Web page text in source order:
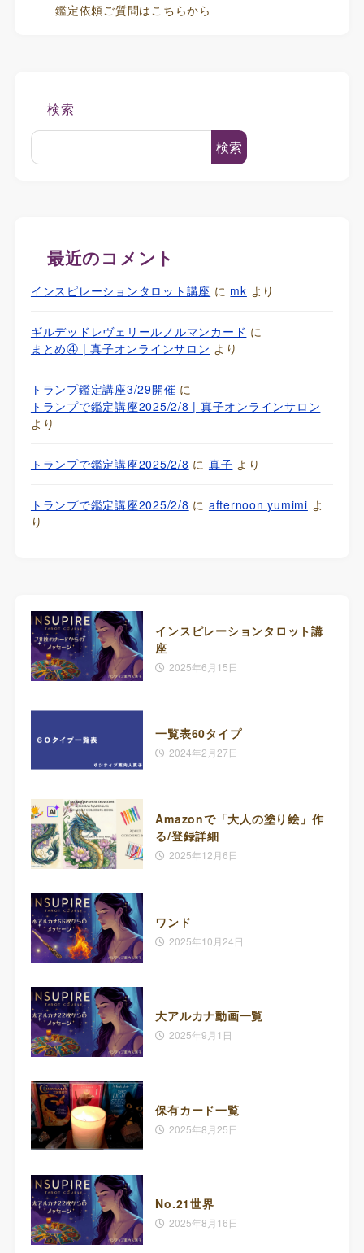
鑑定依頼ご質問はこちらから
検索
検索
最近のコメント
インスピレーションタロット講座 に mk より
ギルデッドレヴェリールノルマンカード に
まとめ④ | 真子オンラインサロン より
トランプ鑑定講座3/29開催 に
トランプで鑑定講座2025/2/8 | 真子オンラインサロン
より
トランプで鑑定講座2025/2/8 に 真子 より
トランプで鑑定講座2025/2/8 に afternoon yumimi よ
り
インスピレーションタロット講
座
2025年6月15日
一覧表60タイプ
2024年2月27日
Amazonで「大人の塗り絵」作
る/登録詳細
2025年12月6日
ワンド
2025年10月24日
大アルカナ動画一覧
2025年9月1日
保有カード一覧
2025年8月25日
No.21世界
2025年8月16日